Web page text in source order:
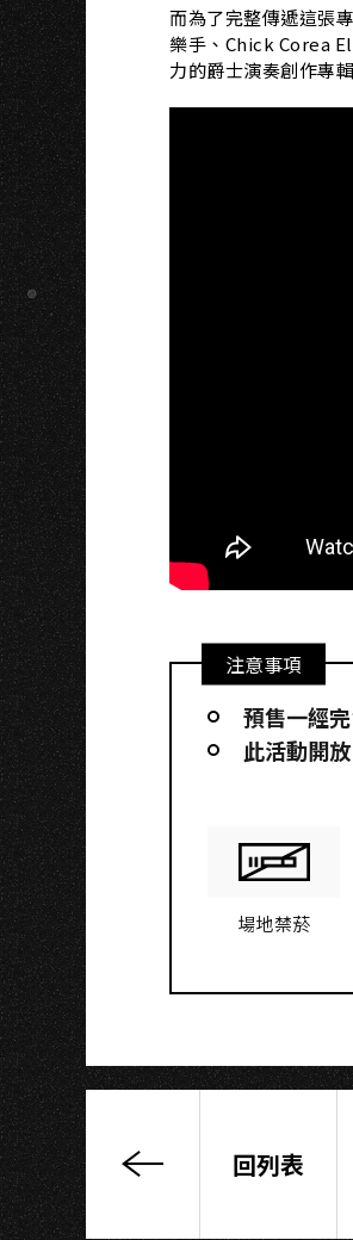
而為了完整傳遞這張
樂手、Chick Corea
力的爵士演奏創作專輯
注意事項
預售一經
此活動開
場地禁菸
回列表